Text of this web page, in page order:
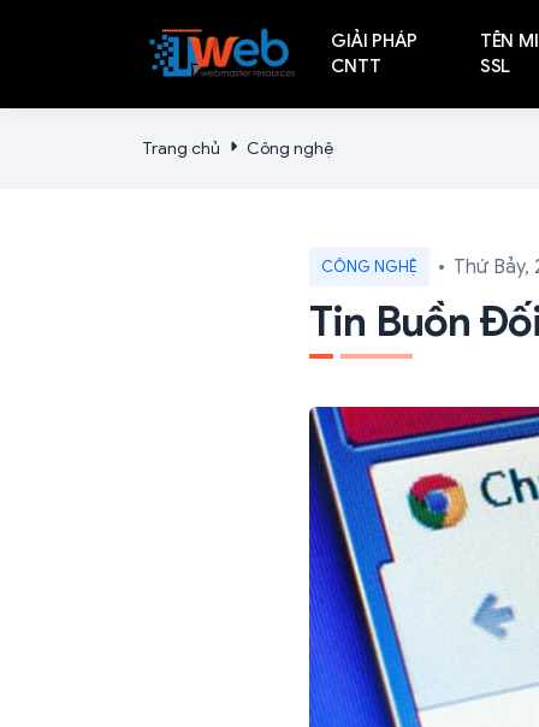
GIẢI PHÁP
CNTT
TÊN
SSL
Trang chủ Công nghệ
CÔNG NGHỆ Thứ Bảy,
Tin Buồn